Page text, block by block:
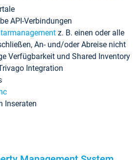
API-Verbindungen
z. B. einen oder alle
An- und/oder Abreise nicht
Verfügbarkeit und Shared Inventory
Integration
Inseraten